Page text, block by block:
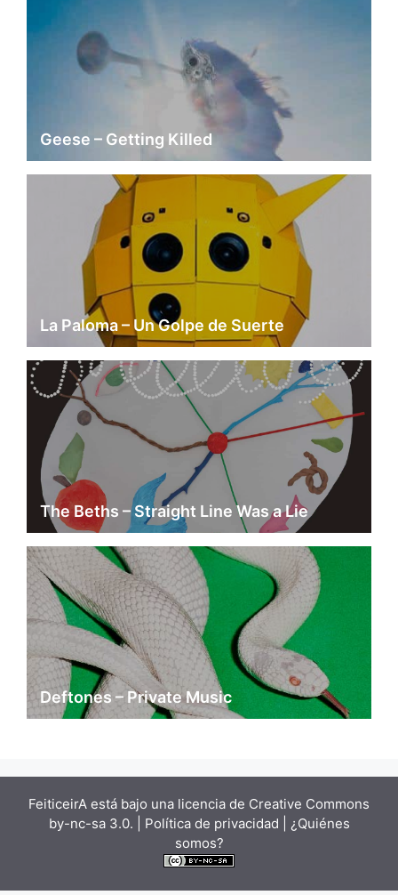
Geese – Getting Killed
La Paloma – Un Golpe de Suerte
The Beths – Straight Line Was a Lie
Deftones – Private Music
FeiticeirA está bajo una licencia de Creative Commons
by-nc-sa 3.0. | Política de privacidad | ¿Quiénes
somos?